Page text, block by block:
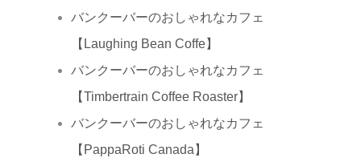
バンクーバーのおしゃれなカフェ
【Laughing Bean Coffe】
バンクーバーのおしゃれなカフェ
【Timbertrain Coffee Roaster】
バンクーバーのおしゃれなカフェ
【PappaRoti Canada】